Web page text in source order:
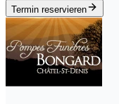
Termin reservieren